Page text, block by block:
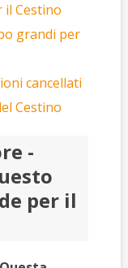
il Cestino
grandi per
cancellati
Cestino
-
per il